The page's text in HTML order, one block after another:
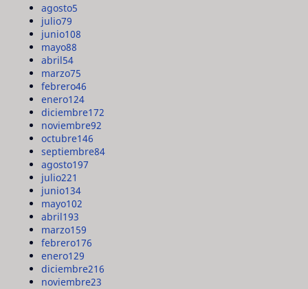
agosto5
julio79
junio108
mayo88
abril54
marzo75
febrero46
enero124
diciembre172
noviembre92
octubre146
septiembre84
agosto197
julio221
junio134
mayo102
abril193
marzo159
febrero176
enero129
diciembre216
noviembre23